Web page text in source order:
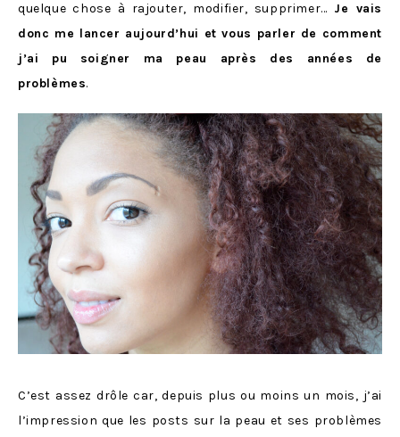
quelque chose à rajouter, modifier, supprimer… Je vais
donc me lancer aujourd’hui et vous parler de comment
j’ai pu soigner ma peau après des années de
problèmes.
C’est assez drôle car, depuis plus ou moins un mois, j’ai
l’impression que les posts sur la peau et ses problèmes